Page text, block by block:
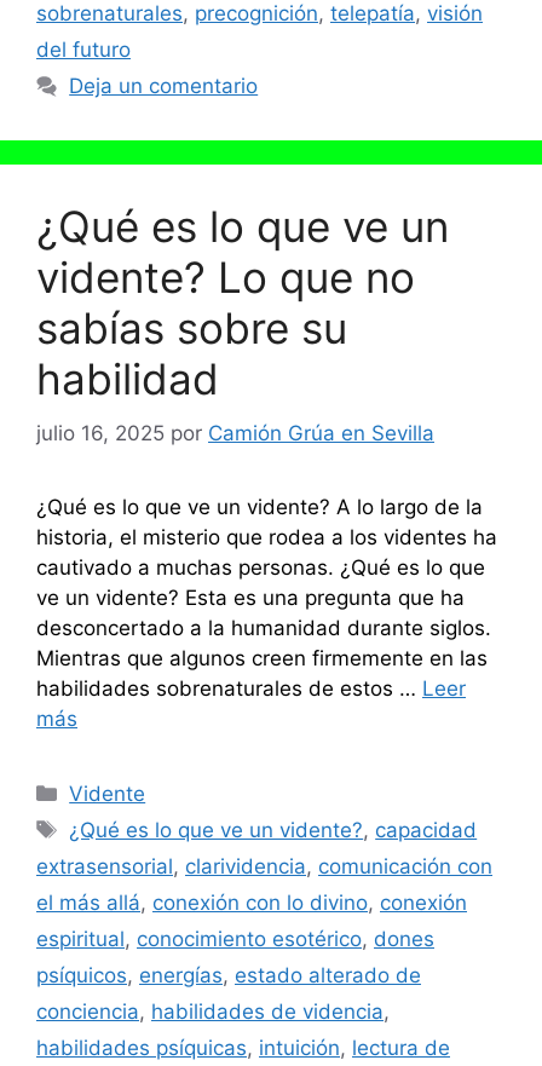
sobrenaturales, precognición, telepatía, visión
del futuro
Deja un comentario
¿Qué es lo que ve un
vidente? Lo que no
sabías sobre su
habilidad
julio 16, 2025 por Camión Grúa en Sevilla
¿Qué es lo que ve un vidente? A lo largo de la
historia, el misterio que rodea a los videntes ha
cautivado a muchas personas. ¿Qué es lo que
ve un vidente? Esta es una pregunta que ha
desconcertado a la humanidad durante siglos.
Mientras que algunos creen firmemente en las
habilidades sobrenaturales de estos … Leer
más
Categorías
Vidente
Etiquetas
¿Qué es lo que ve un vidente?, capacidad
extrasensorial, clarividencia, comunicación con
el más allá, conexión con lo divino, conexión
espiritual, conocimiento esotérico, dones
psíquicos, energías, estado alterado de
conciencia, habilidades de videncia,
habilidades psíquicas, intuición, lectura de